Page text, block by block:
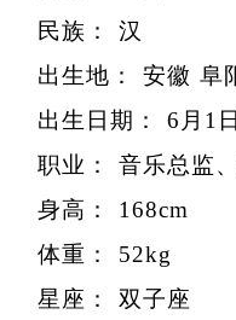
民族： 汉
出生地： 安徽 阜
出生日期： 6 月 1
职业： 音乐总监、
身高： 168cm
体重： 52kg
星座： 双子座